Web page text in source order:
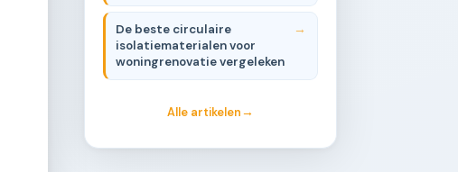
De beste circulaire
isolatiematerialen voor
woningrenovatie vergeleken
Alle artikelen